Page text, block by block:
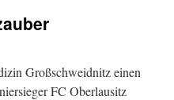
Großschweidnitz einen
FC Oberlausitz